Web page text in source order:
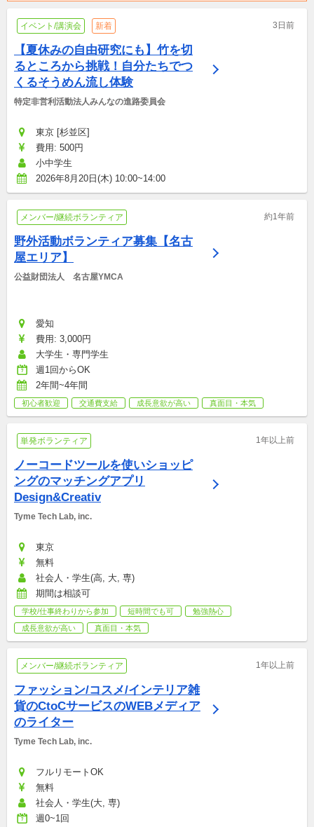
イベント/講演会 新着 3日前
【夏休みの自由研究にも】竹を切
るところから挑戦！自分たちでつ
くるそうめん流し体験
特定非営利活動法人みんなの進路委員会
東京 [杉並区]
費用: 500円
小中学生
2026年8月20日(木) 10:00~14:00
メンバー/継続ボランティア 約1年前
野外活動ボランティア募集【名古
屋エリア】
公益財団法人　名古屋YMCA
愛知
費用: 3,000円
大学生・専門学生
週1回からOK
2年間~4年間
初心者歓迎 交通費支給 成長意欲が高い 真面目・本気
単発ボランティア 1年以上前
ノーコードツールを使いショッピ
ングのマッチングアプリ
Design&Creativ
Tyme Tech Lab, inc.
東京
無料
社会人・学生(高, 大, 専)
期間は相談可
学校/仕事終わりから参加 短時間でも可
勉強熱心
成長意欲が高い
真面目・本気
メンバー/継続ボランティア 1年以上前
ファッション/コスメ/インテリア雑
貨のCtoCサービスのWEBメディア
のライター
Tyme Tech Lab, inc.
フルリモートOK
無料
社会人・学生(大, 専)
週0~1回